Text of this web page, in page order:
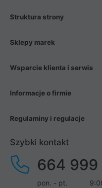
Struktura strony
Sklepy marek
Wsparcie klienta i serwis
Informacje o firmie
Regulaminy i regulacje
Szybki kontakt
664 999
pon. - pt.